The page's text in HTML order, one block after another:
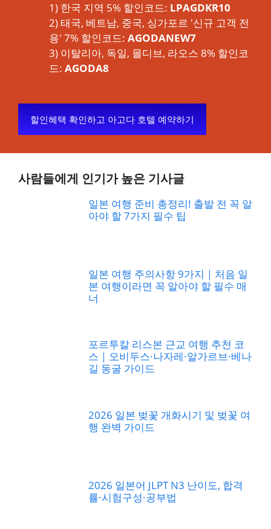
1) 한국 지역 5% 할인코드: LPAGDKR10
2) 태국, 베트남, 중국, 싱가포르 '신규 고객 전
용' 7% 할인코드: AGODANEW7
3) 이탈리아, 독일, 몰디브, 라오스 8% 할인코
드: AGODA8
할인혜택 확인하고 아고다 호텔 예약하기
사람들에게 인기가 높은 기사글
일본 여행 준비 총정리! 출발 전 꼭 알
아야 할 7가지 필수 팁
일본 여행 주의사항 9가지｜처음 일
본 여행이라면 꼭 알아야 할 필수 매
너
포르투칼 리스본 근교 여행 추천 코
스｜오비두스·나자레·알가르브·베나
길 동굴 가이드
2026 일본 벚꽃 개화시기 및 벚꽃 여
행 완벽 가이드
2026 일본어 JLPT N3 난이도, 합격
률·시험구성·공부법